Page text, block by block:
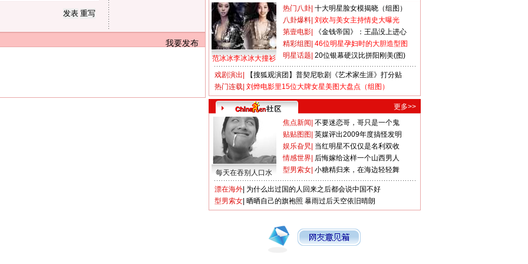
我要发布
范冰冰李冰冰大撞衫
热门八卦 十大明星脸女模揭晓（组图）
八卦爆料 刘欢与美女主持情史大曝光
第壹电影
《金钱帝国》：王晶没上进心
精彩组图 46位明星孕妇时的大胆造型图
明星话题 20位银幕硬汉比拼阳刚美(图)
戏剧演出
【搜狐观演团】普契尼歌剧《艺术家生涯》打分贴
热门连载 刘烨电影里15位大牌女星美图大盘点（组图）
更多>>
每天在吞别人口水
焦点新闻 不要迷恋哥，哥只是一个鬼
贴贴图图 英媒评出2009年度搞怪发明
娱乐旮旯 当红明星不仅仅是名利双收
情感世界 后悔嫁给这样一个山西男人
型男索女 小糖精归来，在海边轻轻舞
漂在海外 为什么出过国的人回来之后都会说中国不好
型男索女 晒晒自己的旗袍照 暴雨过后天空依旧晴朗